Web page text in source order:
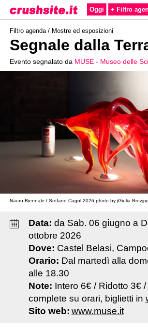
Oggi + Filtro
Filtro agenda / Mostre ed esposizioni
Segnale dalla
Evento segnalato da MUSE - Museo delle
Nauru Biennale / Stefano Cagol 2026 photo by jGiulia Brozjpg
Data: da Sab. 06 giugno a
ottobre 2026
Dove: Castel Belasi,
Orario: Dal martedì alla
alle 18.30
Note: Intero 6€ / Ridotto 3€
complete su orari, biglietti in
Sito web: www.muse.it